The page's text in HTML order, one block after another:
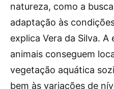
natureza, como a
adaptação às
explica Vera da Silva. A
animais conseguem
vegetação aquática
bem às variações de